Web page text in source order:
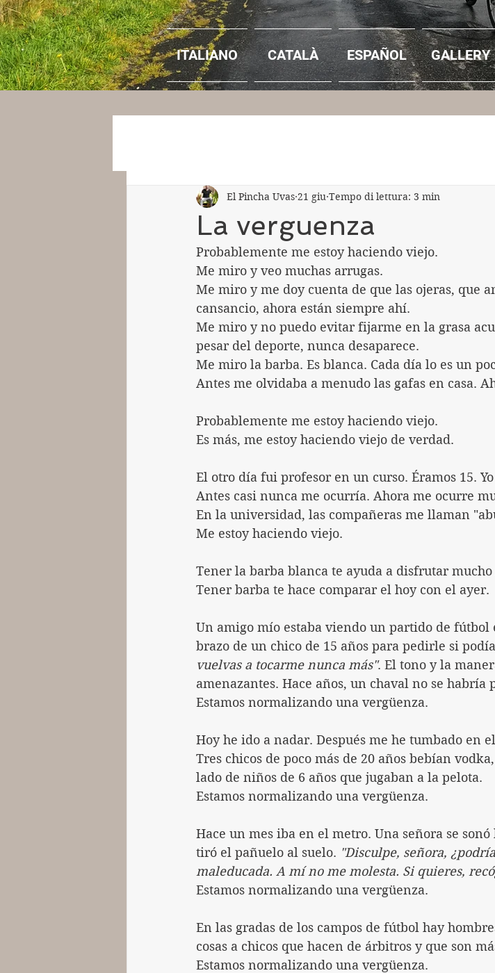
La verguenza
El Pincha Uvas 21 giu Tempo di lettura: 3 min
Probablemente me estoy haciendo viejo.
Me miro y veo muchas arrugas.
Me miro y me doy cuenta de que las ojeras, que
cansancio, ahora están siempre ahí.
Me miro y no puedo evitar fijarme en la grasa
pesar del deporte, nunca desaparece.
Me miro la barba. Es blanca. Cada día lo es un
Antes me olvidaba a menudo las gafas en casa.
Probablemente me estoy haciendo viejo.
Es más, me estoy haciendo viejo de verdad.
El otro día fui profesor en un curso. Éramos 15.
Antes casi nunca me ocurría. Ahora me ocurre
En la universidad, las compañeras me llaman
Me estoy haciendo viejo.
Tener la barba blanca te ayuda a disfrutar mucho
Tener barba te hace comparar el hoy con el ayer.
Un amigo mío estaba viendo un partido de
brazo de un chico de 15 años para pedirle si
vuelvas a tocarme nunca más". El tono y la
amenazantes. Hace años, un chaval no se habría
Estamos normalizando una vergüenza.
Hoy he ido a nadar. Después me he tumbado en
Tres chicos de poco más de 20 años bebían
lado de niños de 6 años que jugaban a la pelota.
Estamos normalizando una vergüenza.
Hace un mes iba en el metro. Una señora se
tiró el pañuelo al suelo. "Disculpe, señora,
maleducada. A mí no me molesta. Si quieres,
Estamos normalizando una vergüenza.
En las gradas de los campos de fútbol hay
cosas a chicos que hacen de árbitros y que son
Estamos normalizando una vergüenza.
ITALIANO CATALÀ ESPAÑOL GALLERY